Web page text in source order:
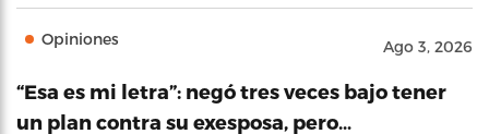
Opiniones Ago 3, 2026
“Esa es mi letra”: negó tres veces bajo tener
un plan contra su exesposa, pero…